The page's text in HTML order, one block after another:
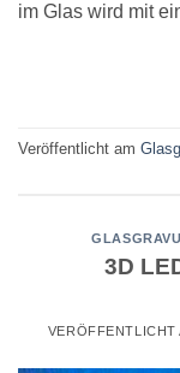
im Glas wird mit
Veröffentlicht am
3D